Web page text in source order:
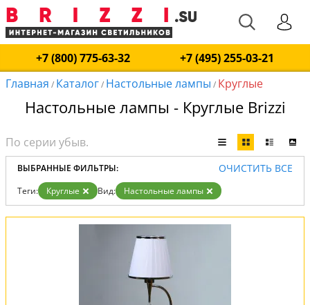
+7 (800) 775-63-32
+7 (495) 255-03-21
Главная / Каталог/ Настольные лампы / Круглые
Настольные лампы - Круглые Brizzi
ВЫБРАННЫЕ ФИЛЬТРЫ: ОЧИСТИТЬ ВСЕ
Теги: Круглые Вид: Настольные лампы